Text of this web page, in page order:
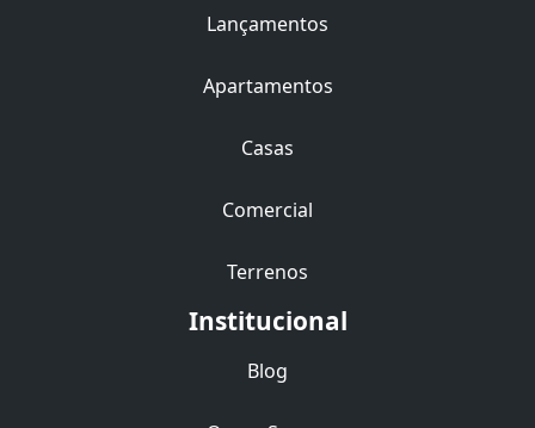
Lançamentos
Apartamentos
Casas
Comercial
Terrenos
Institucional
Blog